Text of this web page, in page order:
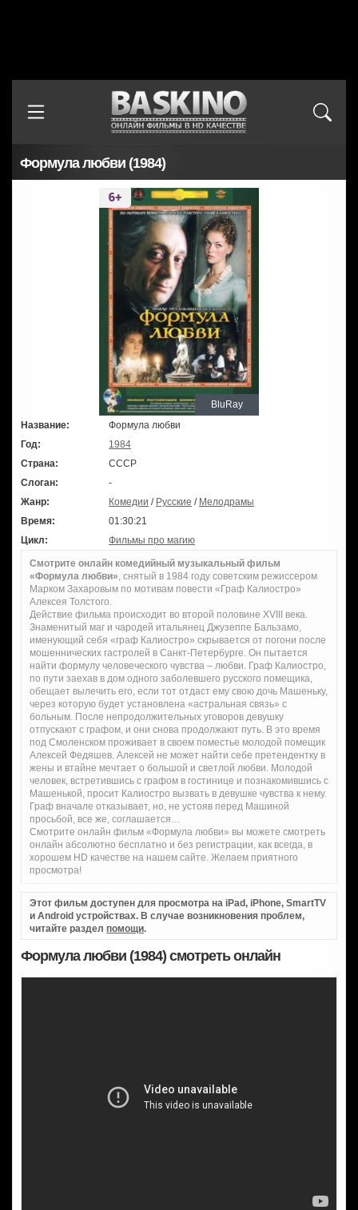
Формула любви (1984)
BluRay
Название:
Формула любви
Год:
1984
Страна:
СССР
Слоган:
-
Жанр:
Комедии / Русские / Мелодрамы
Время:
01:30:21
Цикл:
Фильмы про магию
Смотрите онлайн комедийный музыкальный фильм
«Формула любви», снятый в 1984 году советским режиссером
Марком Захаровым по мотивам повести «Граф Калиостро»
Алексея Толстого.
Действие фильма происходит во второй половине XVIII века.
Знаменитый маг и чародей итальянец Джузеппе Бальзамо,
именующий себя «граф Калиостро» скрывается от погони после
мошеннических гастролей в Санкт-Петербурге. Он пытается
найти формулу человеческого чувства – любви. Граф Калиостро,
по пути заехав в дом одного заболевшего русского помещика,
обещает вылечить его, если тот отдаст ему свою дочь Машеньку,
через которую будет установлена «астральная связь» с
больным. После непродолжительных уговоров девушку
отпускают с графом, и они снова продолжают путь. В это время
под Смоленском проживает в своем поместье молодой помещик
Алексей Федяшев. Алексей не может найти себе претендентку в
жены и втайне мечтает о большой и светлой любви. Молодой
человек, встретившись с графом в гостинице и познакомившись с
Машенькой, просит Калиостро вызвать в девушке чувства к нему.
Граф вначале отказывает, но, не устояв перед Машиной
просьбой, все же, соглашается…
Смотрите онлайн фильм «Формула любви» вы можете смотреть
онлайн абсолютно бесплатно и без регистрации, как всегда, в
хорошем HD качестве на нашем сайте. Желаем приятного
просмотра!
Этот фильм доступен для просмотра на iPad, iPhone, SmartTV
и Android устройствах. В случае возникновения проблем,
читайте раздел помощи.
Формула любви (1984) смотреть онлайн